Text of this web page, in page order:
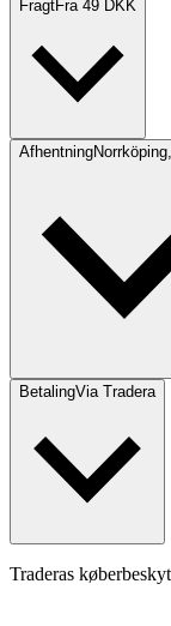
FragtFra 49 DKK
Afhentning
BetalingVia Tradera
Traderas